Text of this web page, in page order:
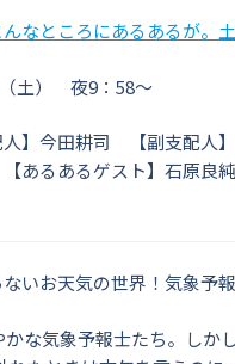
んなところにあるあるが。
土） 夜9：58～
人】今田耕司 【副支配
あるあるゲスト】石原良
いお天気の世界！気象予報
かな気象予報士たち。し